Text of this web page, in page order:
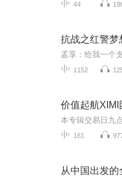
44
抗战之红警梦
孟享：给我一个
1152
价值起航XIMI
161
从中国出发的